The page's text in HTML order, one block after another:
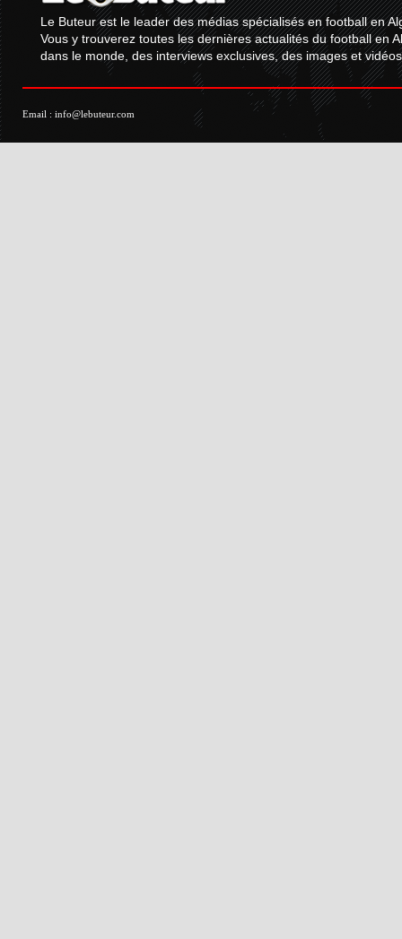
Le Buteur est le leader des médias spécialisés en football en
Vous y trouverez toutes les dernières actualités du football en
dans le monde, des interviews exclusives, des images et
Email : info@lebuteur.com